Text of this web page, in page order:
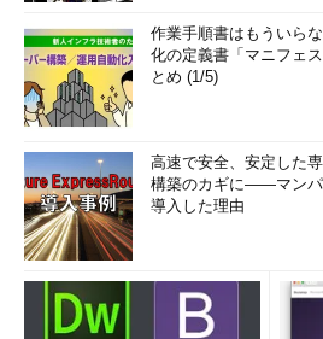
作業手順書はもういら
化の定義書「マニフェ
とめ (1/5)
高速で安全、安定した
構築のカギに――マンパ
導入した理由